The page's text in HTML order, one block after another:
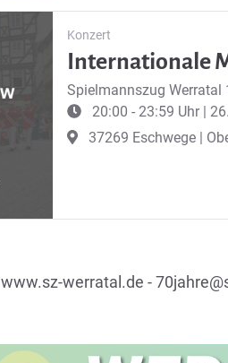
Konzert
Internationale
Spielmannszug Werratal
20:00 - 23:59 Uhr |
37269 Eschwege |
www.sz-werratal.de -